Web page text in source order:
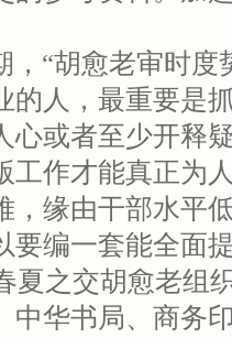
“胡愈老审时度
的人，最重要是
心或者至少开释
工作才能真正为
，缘由干部水平
要编一套能全面
夏之交胡愈老组
中华书局、商务